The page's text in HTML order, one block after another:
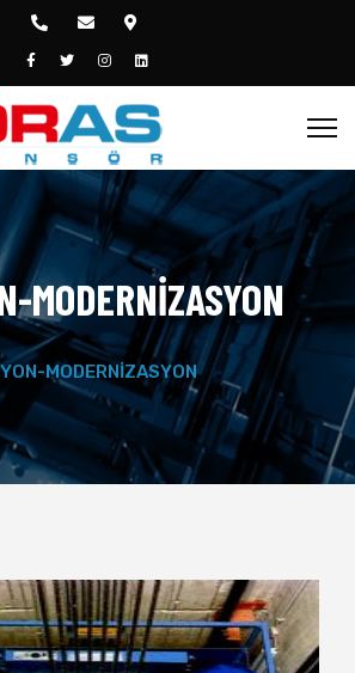
MODERNİZASYON
MODERNİZASYON